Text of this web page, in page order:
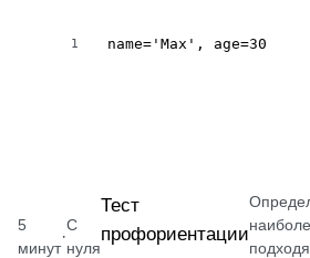
1 name='Max', age=30
5
минут
·
С
нуля
Тест
профориентации